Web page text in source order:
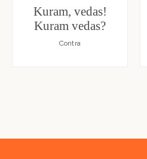
Kuram, vedas!
Kuram vedas?
Contra